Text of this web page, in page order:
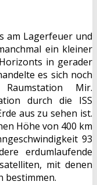
am Lagerfeuer und
ein kleiner
in gerader
es sich noch
Mir.
durch die ISS
aus zu sehen ist.
Höhe von 400 km
93
erdumlaufende
mit denen
bestimmen.